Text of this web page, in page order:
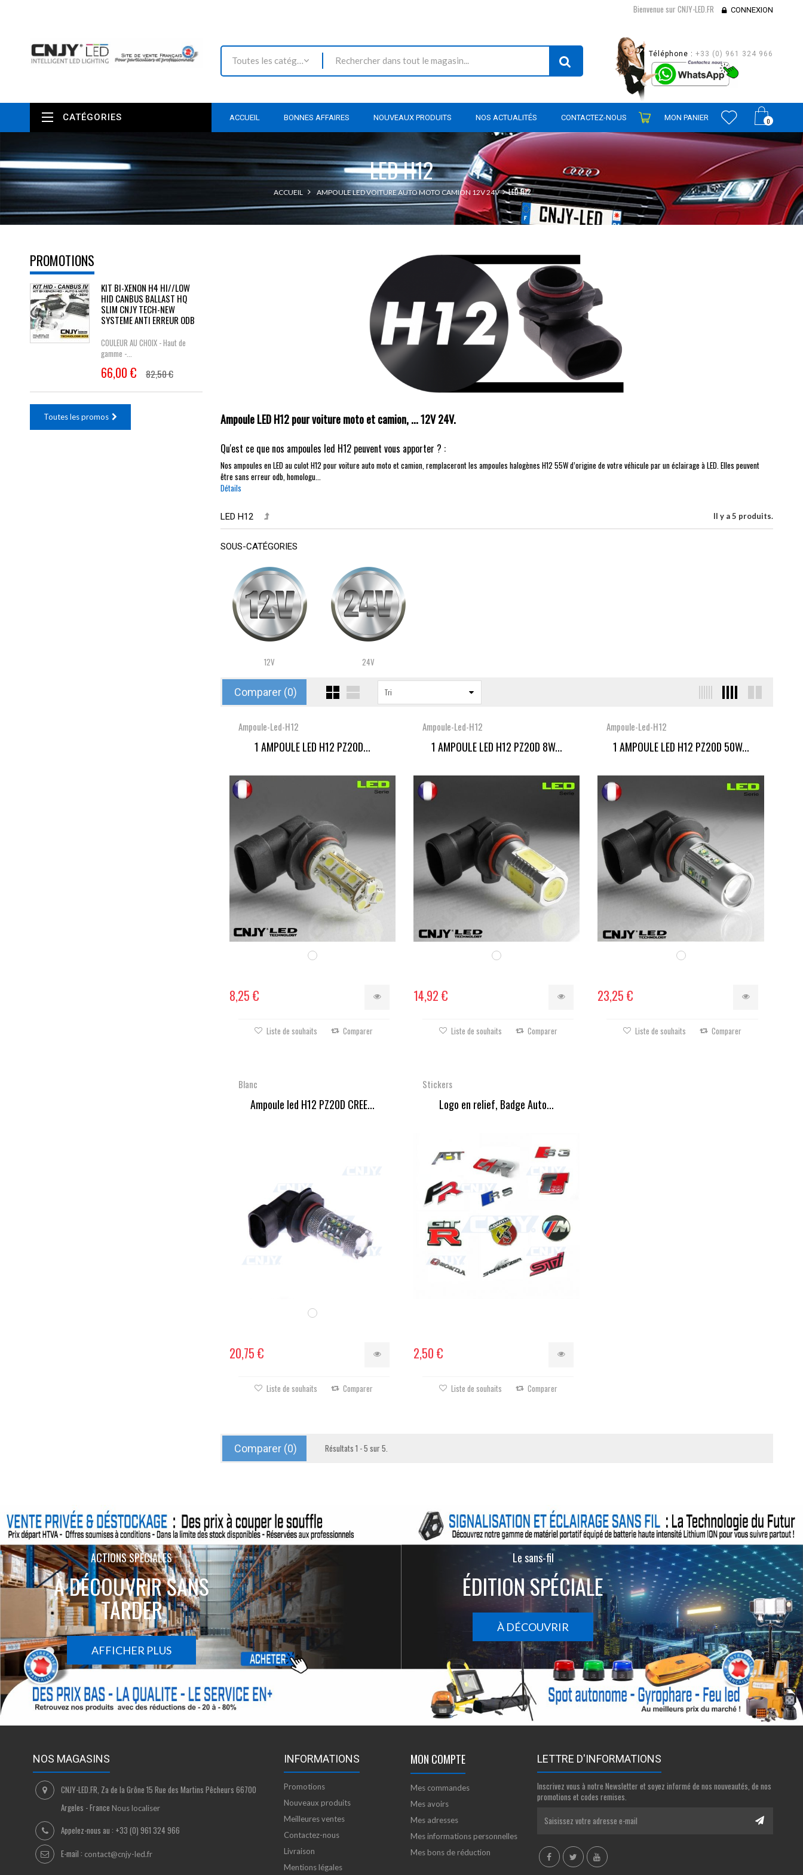
Bienvenue sur CNJY-LED.FR CONNEXION
Toutes les catégories
Téléphone : +33 (0) 961 324 966
0
ACCUEIL BONNES AFFAIRES NOUVEAUX PRODUITS NOS ACTUALITÉS CONTACTEZ-NOUS MON PANIER
CATÉGORIES
LED H12
ACCUEIL AMPOULE LED VOITURE AUTO MOTO CAMION 12V 24V LED H12
PROMOTIONS
KIT BI-XENON H4 HI//LOW
HID CANBUS BALLAST HQ
SLIM CNJY TECH-NEW
SYSTEME ANTI ERREUR ODB
COULEUR AU CHOIX - Haut de
gamme -...
66,00 € 82,50 €
Toutes les promos Ampoule LED H12 pour voiture moto et camion, ... 12V 24V.
Qu'est ce que nos ampoules led H12 peuvent vous apporter ? :
Nos ampoules en LED au culot H12 pour voiture auto moto et camion, remplaceront les ampoules halogènes H12 55W d’origine de votre véhicule par un éclairage à LED. Elles peuvent
être sans erreur odb, homologu...
Détails
LED H12 Il y a 5 produits.
SOUS-CATÉGORIES
12V 24V
Comparer (0) Tri
Ampoule-Led-H12
1 AMPOULE LED H12 PZ20D...
8,25 €
Liste de souhaits Comparer
Ampoule-Led-H12
1 AMPOULE LED H12 PZ20D 8W...
14,92 €
Liste de souhaits Comparer
Ampoule-Led-H12
1 AMPOULE LED H12 PZ20D 50W...
23,25 €
Liste de souhaits Comparer
Blanc
Ampoule led H12 PZ20D CREE...
20,75 €
Liste de souhaits Comparer
Stickers
Logo en relief, Badge Auto...
2,50 €
Liste de souhaits Comparer
Comparer (0) Résultats 1 - 5 sur 5.
ACTIONS SPÉCIALES
À DÉCOUVRIR SANS
TARDER
AFFICHER PLUS
Le sans-fil
ÉDITION SPÉCIALE
À DÉCOUVRIR
NOS MAGASINS
CNJY-LED.FR, Za de la Grône 15 Rue des Martins Pêcheurs 66700
Argeles - France Nous localiser
Appelez-nous au : +33 (0) 961 324 966
E-mail : contact@cnjy-led.fr
INFORMATIONS
Promotions
Nouveaux produits
Meilleures ventes
Contactez-nous
Livraison
Mentions légales
MON COMPTE
Mes commandes
Mes avoirs
Mes adresses
Mes informations personnelles
Mes bons de réduction
LETTRE D'INFORMATIONS
Inscrivez vous à notre Newsletter et soyez informé de nos nouveautés, de nos
promotions et codes remises.